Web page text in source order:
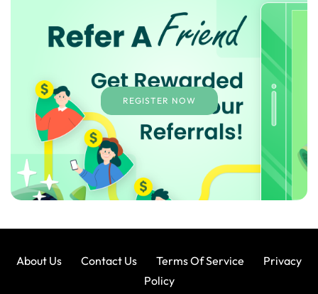
REGISTER NOW
About Us Contact Us Terms Of Service
Privacy
Policy